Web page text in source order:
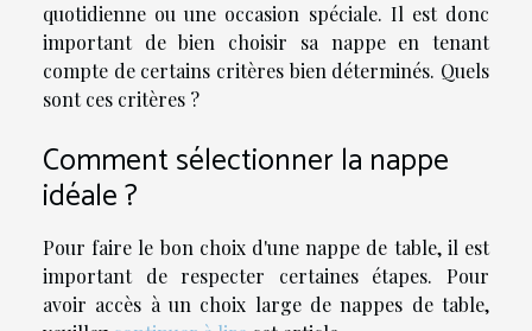
quotidienne ou une occasion spéciale. Il est donc
important de bien choisir sa nappe en tenant
compte de certains critères bien déterminés. Quels
sont ces critères ?
Comment sélectionner la nappe
idéale ?
Pour faire le bon choix d'une nappe de table, il est
important de respecter certaines étapes. Pour
avoir accès à un choix large de nappes de table,